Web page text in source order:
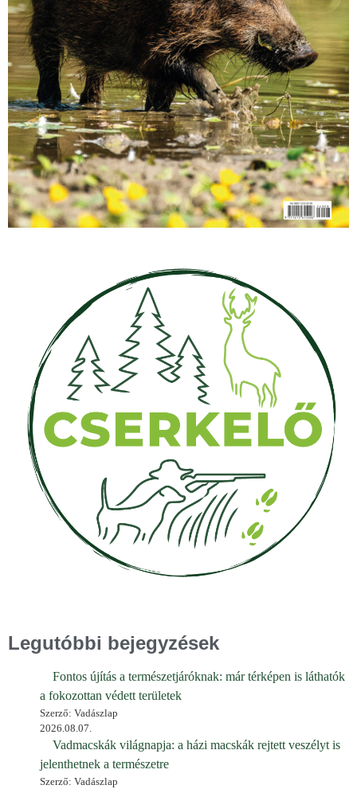
Legutóbbi bejegyzések
Fontos újítás a természetjáróknak: már térképen is láthatók
a fokozottan védett területek
Szerző: Vadászlap
2026.08.07.
Vadmacskák világnapja: a házi macskák rejtett veszélyt is
jelenthetnek a természetre
Szerző: Vadászlap